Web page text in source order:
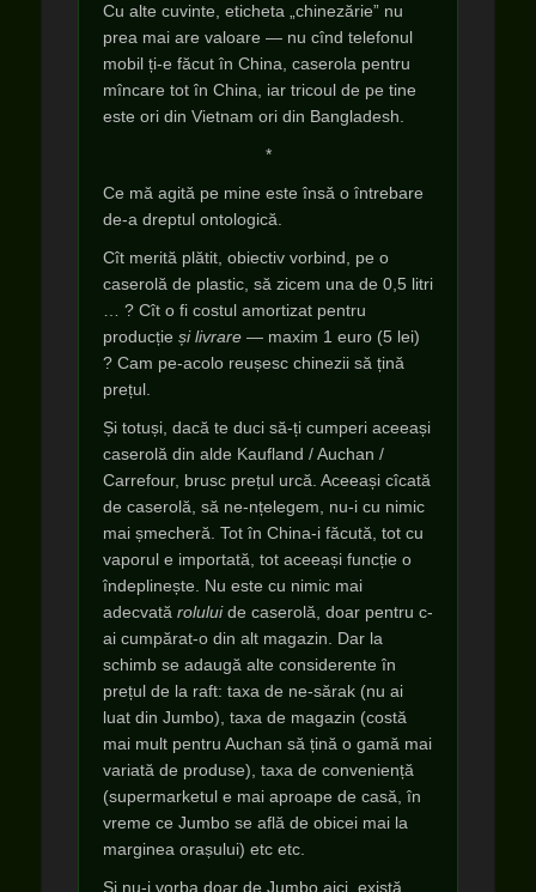
Cu alte cuvinte, eticheta „chinezărie” nu
prea mai are valoare — nu cînd telefonul
mobil ți-e făcut în China, caserola pentru
mîncare tot în China, iar tricoul de pe tine
este ori din Vietnam ori din Bangladesh.
*
Ce mă agită pe mine este însă o întrebare
de-a dreptul ontologică.
Cît merită plătit, obiectiv vorbind, pe o
caserolă de plastic, să zicem una de 0,5 litri
… ? Cît o fi costul amortizat pentru
producție și livrare — maxim 1 euro (5 lei)
? Cam pe-acolo reușesc chinezii să țină
prețul.
Și totuși, dacă te duci să-ți cumperi aceeași
caserolă din alde Kaufland / Auchan /
Carrefour, brusc prețul urcă. Aceeași cîcată
de caserolă, să ne-nțelegem, nu-i cu nimic
mai șmecheră. Tot în China-i făcută, tot cu
vaporul e importată, tot aceeași funcție o
îndeplinește. Nu este cu nimic mai
adecvată roluluide caserolă, doar pentru c-
ai cumpărat-o din alt magazin. Dar la
schimb se adaugă alte considerente în
prețul de la raft: taxa de ne-sărak (nu ai
luat din Jumbo), taxa de magazin (costă
mai mult pentru Auchan să țină o gamă mai
variată de produse), taxa de conveniență
(supermarketul e mai aproape de casă, în
vreme ce Jumbo se află de obicei mai la
marginea orașului) etc etc.
Și nu-i vorba doar de Jumbo aici, există